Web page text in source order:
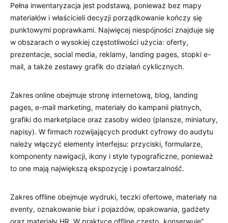
Pełna inwentaryzacja jest podstawą, ponieważ bez mapy
materiałów i właścicieli decyzji porządkowanie kończy się
punktowymi poprawkami. Najwięcej niespójności znajduje się
w obszarach o wysokiej częstotliwości użycia: oferty,
prezentacje, social media, reklamy, landing pages, stopki e-
mail, a także zestawy grafik do działań cyklicznych.
Zakres online obejmuje stronę internetową, blog, landing
pages, e-mail marketing, materiały do kampanii płatnych,
grafiki do marketplace oraz zasoby wideo (plansze, miniatury,
napisy). W firmach rozwijających produkt cyfrowy do audytu
należy włączyć elementy interfejsu: przyciski, formularze,
komponenty nawigacji, ikony i style typograficzne, ponieważ
to one mają największą ekspozycję i powtarzalność.
Zakres offline obejmuje wydruki, teczki ofertowe, materiały na
eventy, oznakowanie biur i pojazdów, opakowania, gadżety
oraz materiały HR. W praktyce offline często „konserwuje”